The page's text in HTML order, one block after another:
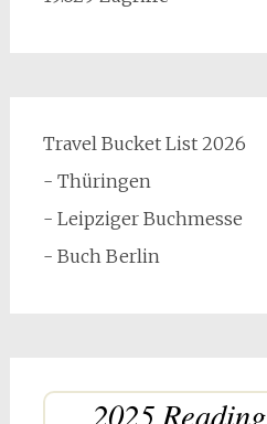
Travel Bucket List 2026
- Thüringen
- Leipziger Buchmesse
- Buch Berlin
2025 Reading